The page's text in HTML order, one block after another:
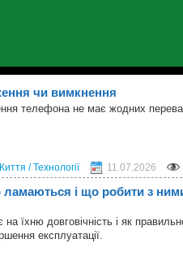
чи вимкнення
телефона не має жодних
/ Технології 11.07.2026
ламаються і що робити з
їхню довговічність і як
експлуатації.